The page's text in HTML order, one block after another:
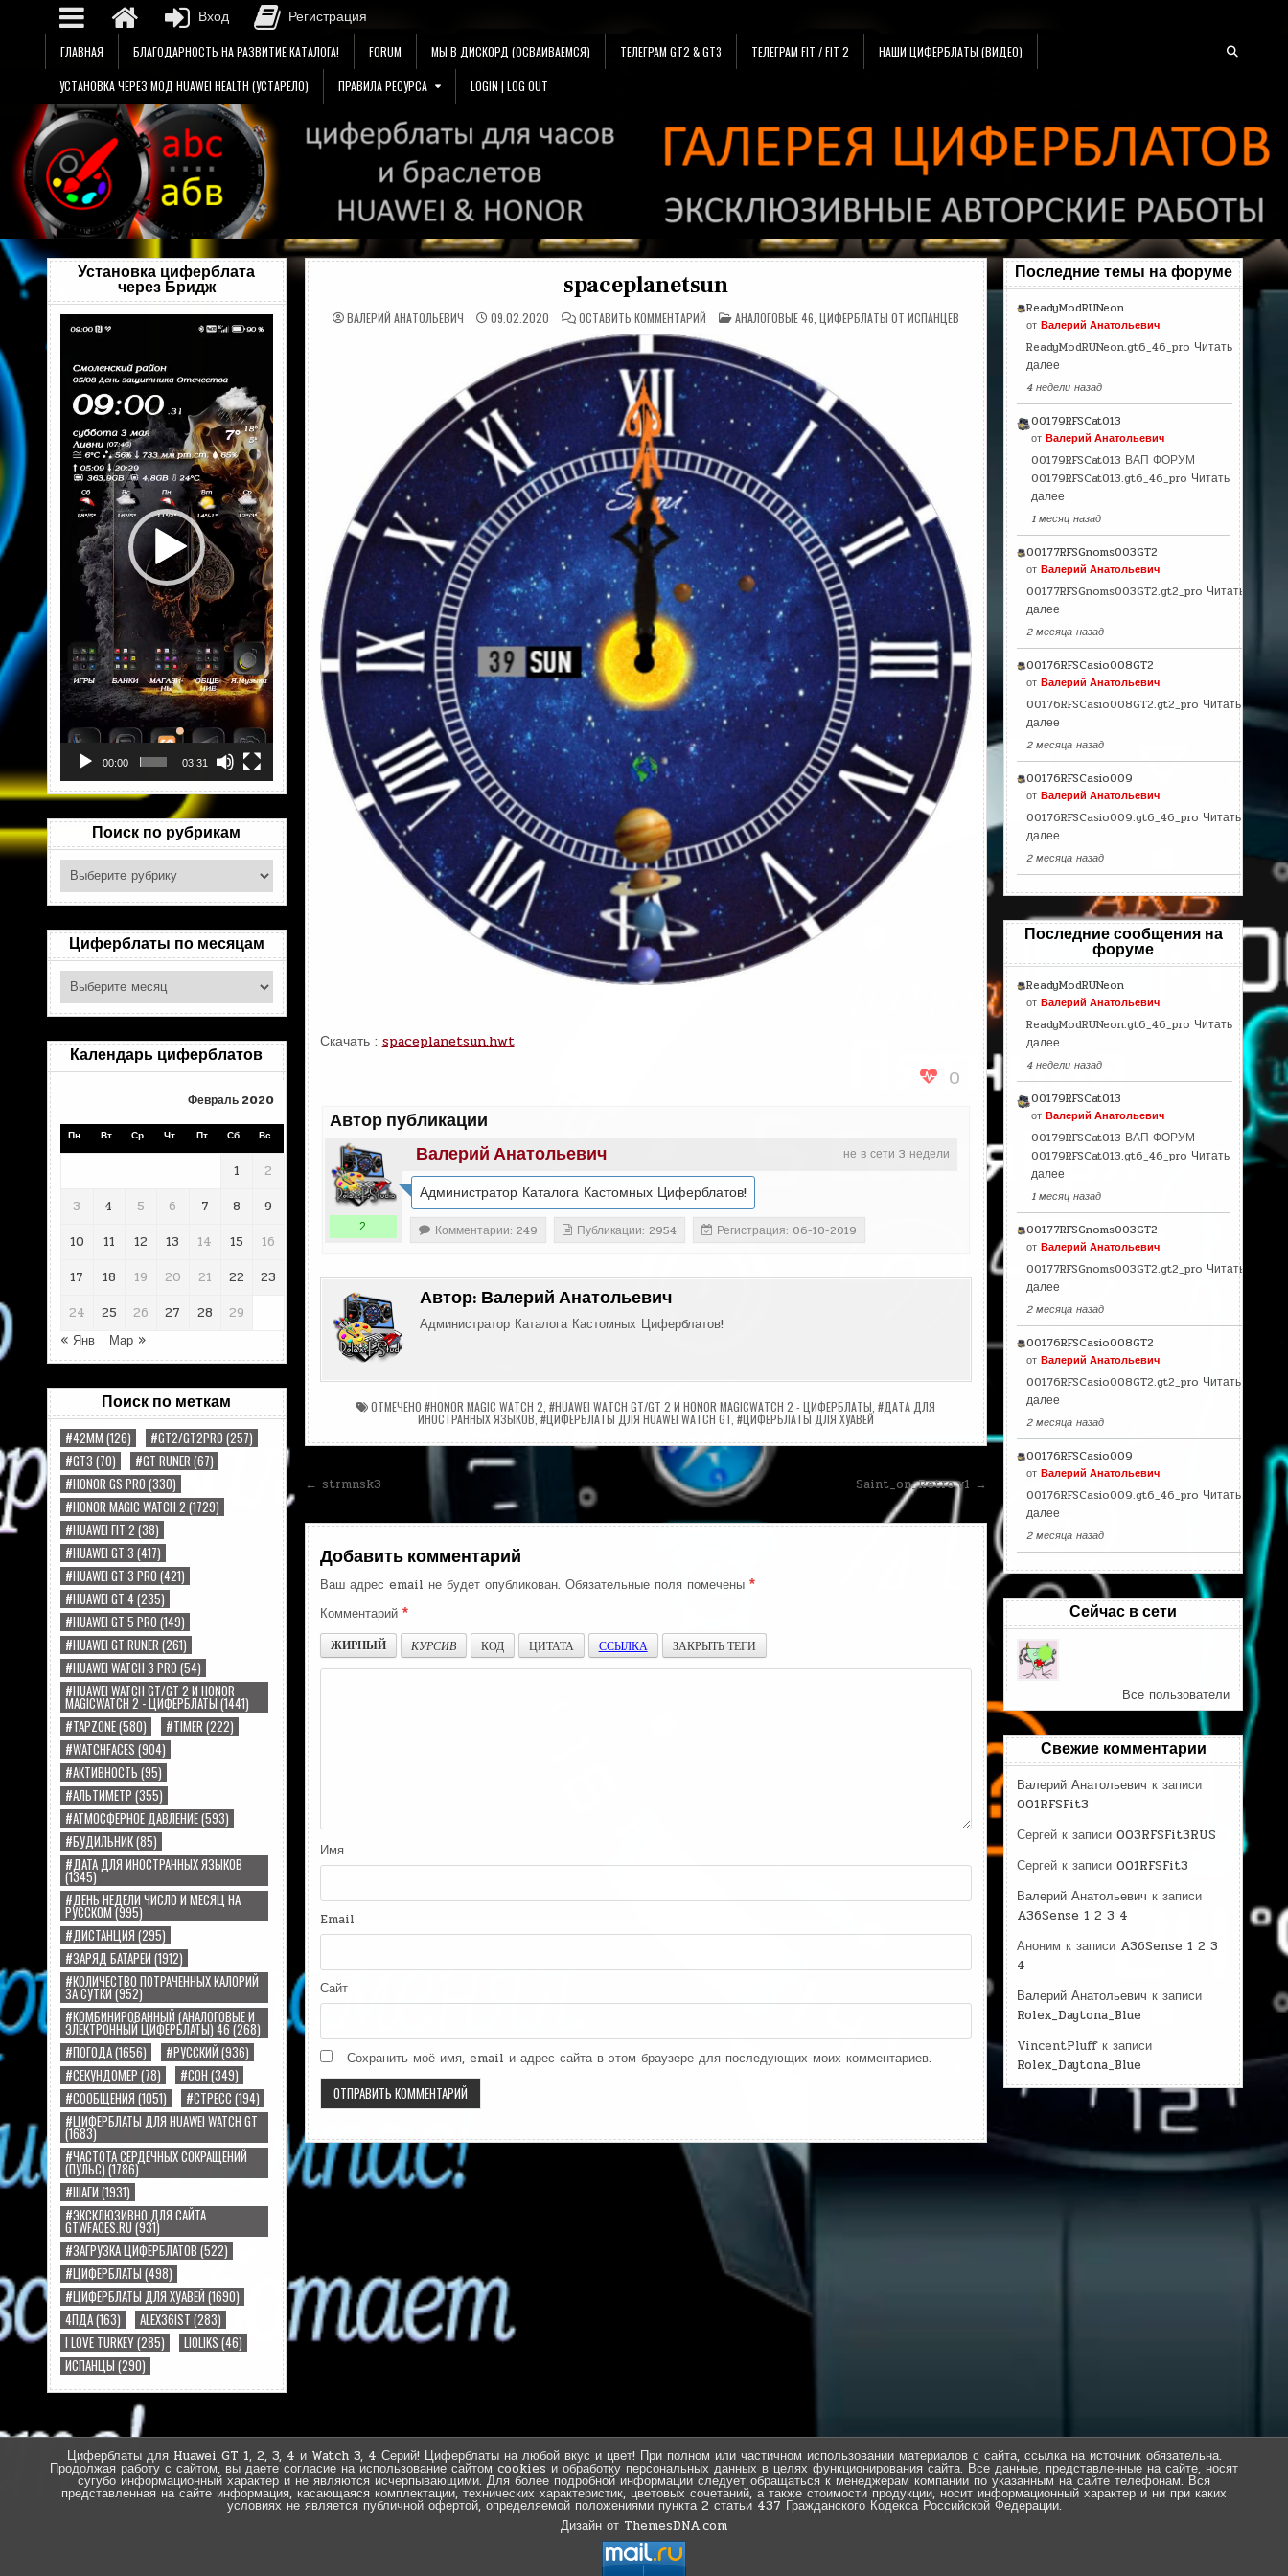
содержимому
ГЛАВНАЯ БЛАГОДАРНОСТЬ НА РАЗВИТИЕ КАТАЛОГА! FORUM МЫ В ДИСКОРД (ОСВАИВАЕМСЯ) ТЕЛЕГРАМ GT2 & GT3 ТЕЛЕГРАМ FIT / FIT 2 НАШИ ЦИФЕРБЛАТЫ (ВИДЕО)
УСТАНОВКА ЧЕРЕЗ МОД HUAWEI HEALTH (УСТАРЕЛО) ПРАВИЛА РЕСУРСА LOGIN | LOG OUT
Установка циферблата
через Бридж
Видеоплеер
00:00 03:31
Поиск по рубрикам
Поиск
рубрикам
Циферблаты по месяцам
Циферблаты
месяцам
Календарь циферблатов
Февраль 2020
Пн Вт Ср Чт Пт Сб Вс
1
2
3
4 5 6 7 8
9
10
11 12 13 14 15
16
17
18 19 20 21 22
23
24
25 26 27 28
29
« Янв
Мар »
Поиск по меткам
#42MM (126) #GT2/GT2PRO (257)
#GT3 (70) #GT RUNER (67)
#HONOR GS PRO (330)
#HONOR MAGIC WATCH 2 (1729)
#HUAWEI FIT 2 (38)
#HUAWEI GT 3 (417)
#HUAWEI GT 3 PRO (421)
#HUAWEI GT 4(235)
#HUAWEI GT 5 PRO (149)
#HUAWEI GT RUNER (261)
#HUAWEI WATCH 3 PRO (54)
#HUAWEI WATCH GT/GT 2 И HONOR
MAGICWATCH 2 - ЦИФЕРБЛАТЫ(1441)
#TAPZONE(580) #TIMER (222)
#WATCHFACES (904)
#АКТИВНОСТЬ (95)
#АЛЬТИМЕТР (355)
#АТМОСФЕРНОЕ ДАВЛЕНИЕ(593)
#БУДИЛЬНИК(85)
#ДАТА ДЛЯ ИНОСТРАННЫХ ЯЗЫКОВ
(1345)
#ДЕНЬ НЕДЕЛИ ЧИСЛО И МЕСЯЦ НА
РУССКОМ(995)
#ДИСТАНЦИЯ (295)
#ЗАРЯД БАТАРЕИ (1912)
#КОЛИЧЕСТВО ПОТРАЧЕННЫХ КАЛОРИЙ
ЗА СУТКИ(952)
#КОМБИНИРОВАННЫЙ (АНАЛОГОВЫЕ И
ЭЛЕКТРОННЫЙ ЦИФЕРБЛАТЫ) 46(268)
#ПОГОДА(1656) #РУССКИЙ (936)
#СЕКУНДОМЕР (78) #СОН (349)
#СООБЩЕНИЯ (1051) #СТРЕСС (194)
#ЦИФЕРБЛАТЫ ДЛЯ HUAWEI WATCH GT
(1683)
#ЧАСТОТА СЕРДЕЧНЫХ СОКРАЩЕНИЙ
(ПУЛЬС)(1786)
#ШАГИ (1931)
#ЭКСКЛЮЗИВНО ДЛЯ САЙТА
GTWFACES.RU(931)
#ЗАГРУЗКА ЦИФЕРБЛАТОВ (522)
#ЦИФЕРБЛАТЫ (498)
#ЦИФЕРБЛАТЫ ДЛЯ ХУАВЕЙ (1690)
4ПДА(163) ALEX36IST (283)
I LOVE TURKEY(285) LIOLIKS (46)
ИСПАНЦЫ (290)
spaceplanetsun
ВАЛЕРИЙ АНАТОЛЬЕВИЧ 09.02.2020 ОСТАВИТЬ КОММЕНТАРИЙНА
SPACEPLANETSUN
ОПУБЛИКОВАНО
В
АНАЛОГОВЫЕ 46 ЦИФЕРБЛАТЫ ОТ ИСПАНЦЕВ
Скачать :spaceplanetsun.hwt
0
Автор публикации
не в сети 3 недели
Валерий Анатольевич
2
Администратор Каталога Кастомных Циферблатов!
Комментарии: 249 Публикации: 2954 Регистрация: 06-10-2019
Автор: Валерий Анатольевич
Администратор Каталога Кастомных Циферблатов!
ОТМЕЧЕНО #HONOR MAGIC WATCH 2, #HUAWEI WATCH GT/GT 2 И HONOR MAGICWATCH 2 - ЦИФЕРБЛАТЫ, #ДАТА ДЛЯ
ИНОСТРАННЫХ ЯЗЫКОВ, #ЦИФЕРБЛАТЫ ДЛЯ HUAWEI WATCH GT, #ЦИФЕРБЛАТЫ ДЛЯ ХУАВЕЙ
Навигация
по
записям
Saint_on_Retro.v1 →
← strmnsk3
Добавить комментарий
Ваш адрес email не будет опубликован. Обязательные поля помечены *
Комментарий *
ЖИРНЫЙ
КУРСИВ КОД ЦИТАТА ССЫЛКА ЗАКРЫТЬ ТЕГИ
Имя
Email
Сайт
Сохранить моё имя, email и адрес сайта в этом браузере для последующих моих комментариев.
Последние темы на форуме
ReadyModRUNeon
от Валерий Анатольевич
ReadyModRUNeon.gt6_46_pro Читать
далее
4 недели назад
00179RFSCat013
от Валерий Анатольевич
00179RFSCat013 ВАП ФОРУМ
00179RFSCat013.gt6_46_pro Читать
далее
1 месяц назад
00177RFSGnoms003GT2
от Валерий Анатольевич
00177RFSGnoms003GT2.gt2_pro Читать
далее
2 месяца назад
00176RFSCasio008GT2
от Валерий Анатольевич
00176RFSCasio008GT2.gt2_pro Читать
далее
2 месяца назад
00176RFSCasio009
от Валерий Анатольевич
00176RFSCasio009.gt6_46_pro Читать
далее
2 месяца назад
Последние сообщения на
форуме
ReadyModRUNeon
от Валерий Анатольевич
ReadyModRUNeon.gt6_46_pro Читать
далее
4 недели назад
00179RFSCat013
от Валерий Анатольевич
00179RFSCat013 ВАП ФОРУМ
00179RFSCat013.gt6_46_pro Читать
далее
1 месяц назад
00177RFSGnoms003GT2
от Валерий Анатольевич
00177RFSGnoms003GT2.gt2_pro Читать
далее
2 месяца назад
00176RFSCasio008GT2
от Валерий Анатольевич
00176RFSCasio008GT2.gt2_pro Читать
далее
2 месяца назад
00176RFSCasio009
от Валерий Анатольевич
00176RFSCasio009.gt6_46_pro Читать
далее
2 месяца назад
Сейчас в сети
Все пользователи
Свежие комментарии
Валерий Анатольевич к записи
001RFSFit3
Сергей к записи 003RFSFit3RUS
Сергей к записи 001RFSFit3
Валерий Анатольевич к записи
A36Sense 1 2 3 4
Аноним к записи A36Sense 1 2 3
4
Валерий Анатольевич к записи
Rolex_Daytona_Blue
VincentPluffк записи
Rolex_Daytona_Blue
Циферблаты для Huawei GT 1, 2, 3, 4 и Watch 3, 4 Серий! Циферблаты на любой вкус и цвет! При полном или частичном использовании материалов с сайта, ссылка на источник обязательна.
Продолжая работу с сайтом, вы даете согласие на использование сайтом cookies и обработку персональных данных в целях функционирования сайта. Все данные, представленные на сайте, носят
сугубо информационный характер и не являются исчерпывающими. Для более подробной информации следует обращаться к менеджерам компании по указанным на сайте телефонам. Вся
представленная на сайте информация, касающаяся комплектации, технических характеристик, цветовых сочетаний, а также стоимости продукции, носит информационный характер и ни при каких
условиях не является публичной офертой, определяемой положениями пункта 2 статьи 437 Гражданского Кодекса Российской Федерации.
Дизайн от ThemesDNA.com
Вход Регистрация